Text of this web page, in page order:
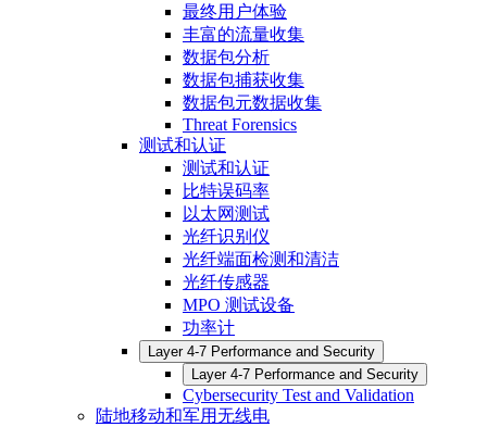
最终用户体验
丰富的流量收集
数据包分析
数据包捕获收集
数据包元数据收集
Threat Forensics
测试和认证
测试和认证
比特误码率
以太网测试
光纤识别仪
光纤端面检测和清洁
光纤传感器
MPO 测试设备
功率计
Layer 4-7 Performance and Security
Layer 4-7 Performance and Security
Cybersecurity Test and Validation
陆地移动和军用无线电